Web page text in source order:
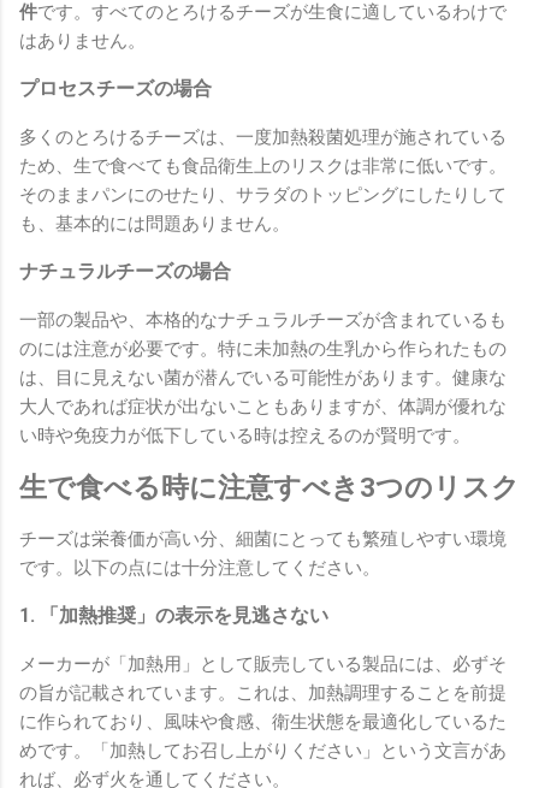
件です。すべてのとろけるチーズが生食に適しているわけで
はありません。
プロセスチーズの場合
多くのとろけるチーズは、一度加熱殺菌処理が施されている
ため、生で食べても食品衛生上のリスクは非常に低いです。
そのままパンにのせたり、サラダのトッピングにしたりして
も、基本的には問題ありません。
ナチュラルチーズの場合
一部の製品や、本格的なナチュラルチーズが含まれているも
のには注意が必要です。特に未加熱の生乳から作られたもの
は、目に見えない菌が潜んでいる可能性があります。健康な
大人であれば症状が出ないこともありますが、体調が優れな
い時や免疫力が低下している時は控えるのが賢明です。
生で食べる時に注意すべき3つのリスク
チーズは栄養価が高い分、細菌にとっても繁殖しやすい環境
です。以下の点には十分注意してください。
1. 「加熱推奨」の表示を見逃さない
メーカーが「加熱用」として販売している製品には、必ずそ
の旨が記載されています。これは、加熱調理することを前提
に作られており、風味や食感、衛生状態を最適化しているた
めです。「加熱してお召し上がりください」という文言があ
れば、必ず火を通してください。